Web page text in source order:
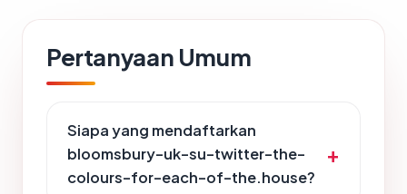
Pertanyaan Umum
Siapa yang mendaftarkan
bloomsbury-uk-su-twitter-the-
colours-for-each-of-the.house?